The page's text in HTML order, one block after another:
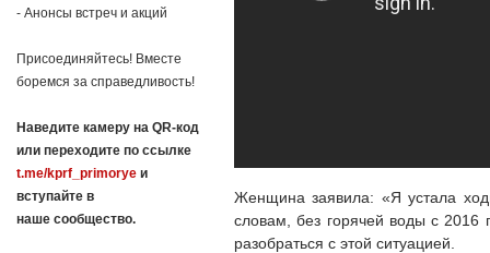
- Анонсы встреч и акций
Присоединяйтесь! Вместе
боремся за справедливость!
Наведите камеру на QR-код
или переходите по ссылке
t.me/kprf_primorye и
вступайте в
наше сообщество.
Женщина заявила: «Я устала
словам, без горячей воды с
разобраться с этой ситуацией.